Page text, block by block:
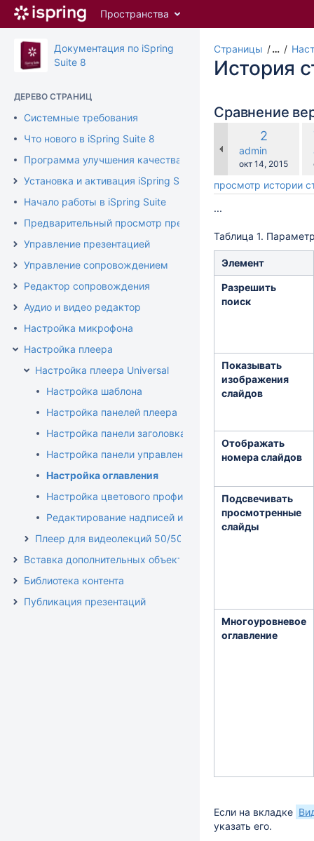
Перейти
содержимому
assistive.skiplink.to.breadcrumbs
assistive.skiplink.to.quick.search
Пространства
Документация по iSpring
Suite 8
ДЕРЕВО СТРАНИЦ
Системные требования
Что нового в iSpring Suite 8
Программа улучшения качества продукта
Установка и активация iSpring Suite
Начало работы в iSpring Suite
Предварительный просмотр презентации
Управление презентацией
Управление сопровождением
Редактор сопровождения
Аудио и видео редактор
Настройка микрофона
Настройка плеера
Настройка плеера Universal
Настройка шаблона
Настройка панелей плеера
Настройка панели заголовка
Настройка панели управления
Настройка оглавления
Настройка цветового профиля
Редактирование надписей и сообщений
Плеер для видеолекций 50/50
Вставка дополнительных объектов
Библиотека контента
Публикация презентаций
Страницы …
История
Сравнение
Старая
версия
2
admin
Сохранено
окт 14, 2015
просмотр истории
...
Таблица 1.
Элемент
Разрешить
поиск
Показывать
изображения
слайдов
Отображать
номера слайдов
Подсвечивать
просмотренные
слайды
Многоуровневое
оглавление
Если на вкладке
указать его.